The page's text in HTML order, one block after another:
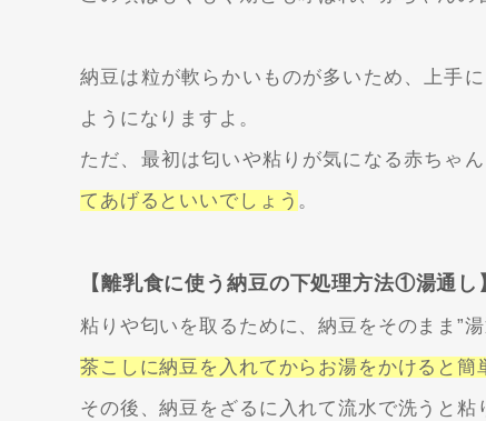
納豆は粒が軟らかいものが多いため、上手
ようになりますよ。
ただ、最初は匂いや粘りが気になる赤ちゃん
てあげるといいでしょう 。
【離乳食に使う納豆の下処理方法①湯通し
粘りや匂いを取るために、納豆をそのまま”湯
茶こしに納豆を入れてからお湯をかけると簡
その後、納豆をざるに入れて流水で洗うと粘